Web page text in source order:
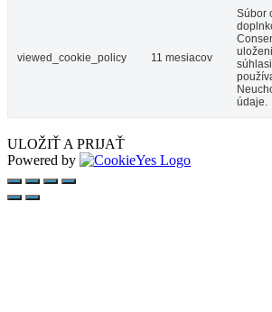
viewed_cookie_policy 11 mesiacov
Súbor
údaje.
ULOŽIŤ A PRIJAŤ
Powered by